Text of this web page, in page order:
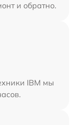
и обратно.
IBM мы